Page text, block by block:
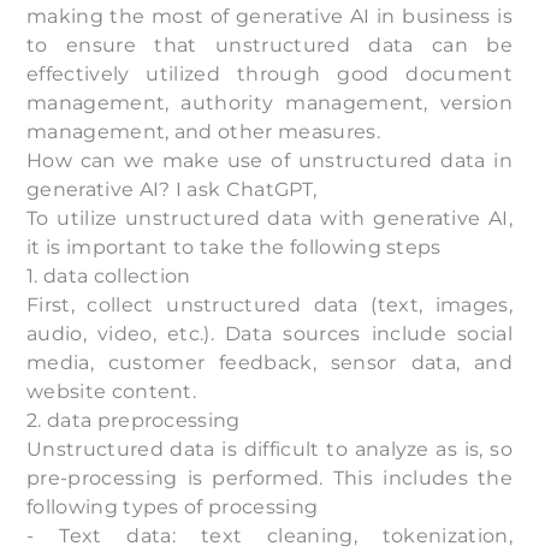
making the most of generative AI in business is
to ensure that unstructured data can be
effectively utilized through good document
management, authority management, version
management, and other measures.
How can we make use of unstructured data in
generative AI? I ask ChatGPT,
To utilize unstructured data with generative AI,
it is important to take the following steps
1. data collection
First, collect unstructured data (text, images,
audio, video, etc.). Data sources include social
media, customer feedback, sensor data, and
website content.
2. data preprocessing
Unstructured data is difficult to analyze as is, so
pre-processing is performed. This includes the
following types of processing
- Text data: text cleaning, tokenization,